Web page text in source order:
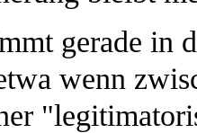
gerade in
wenn